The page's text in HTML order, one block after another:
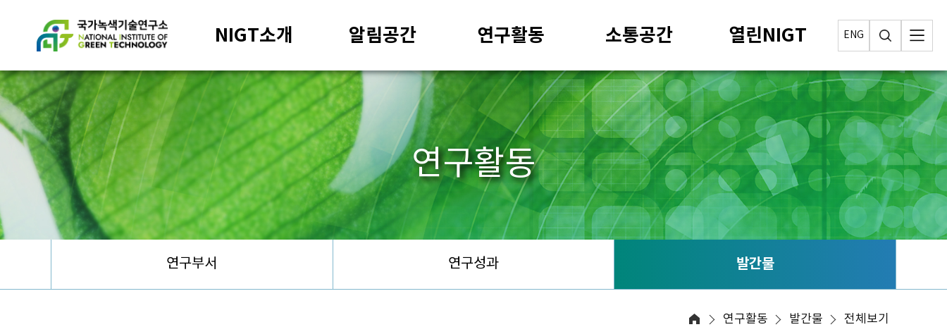
NIGT소개 알림공간 연구활동 소통공간 열린NIGT ENG
연구활동
연구부서 연구성과 발간물
연구활동 발간물 전체보기